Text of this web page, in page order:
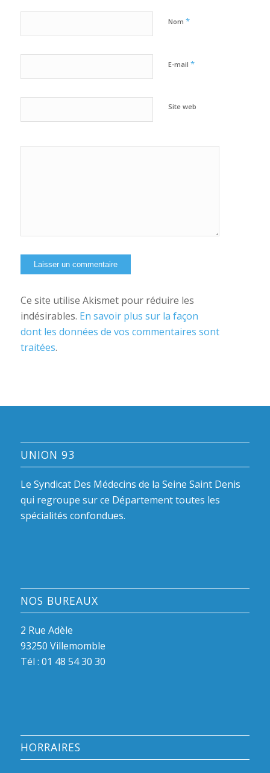
Nom *
E-mail *
Site web
Ce site utilise Akismet pour réduire les
indésirables. En savoir plus sur la façon
dont les données de vos commentaires sont
traitées.
UNION 93
Le Syndicat Des Médecins de la Seine Saint Denis
qui regroupe sur ce Département toutes les
spécialités confondues.
NOS BUREAUX
2 Rue Adèle
93250 Villemomble
Tél : 01 48 54 30 30
HORRAIRES